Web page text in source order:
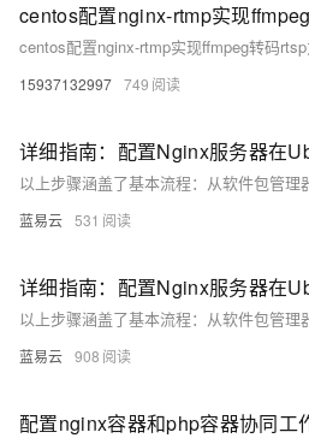
centos配置nginx-rtmp实现
centos配置nginx-rtmp实现ffmpeg转码
15937132997 749
详细指南：配置Nginx服务器在
蓝易云 531
详细指南：配置Nginx服务器在
蓝易云 908